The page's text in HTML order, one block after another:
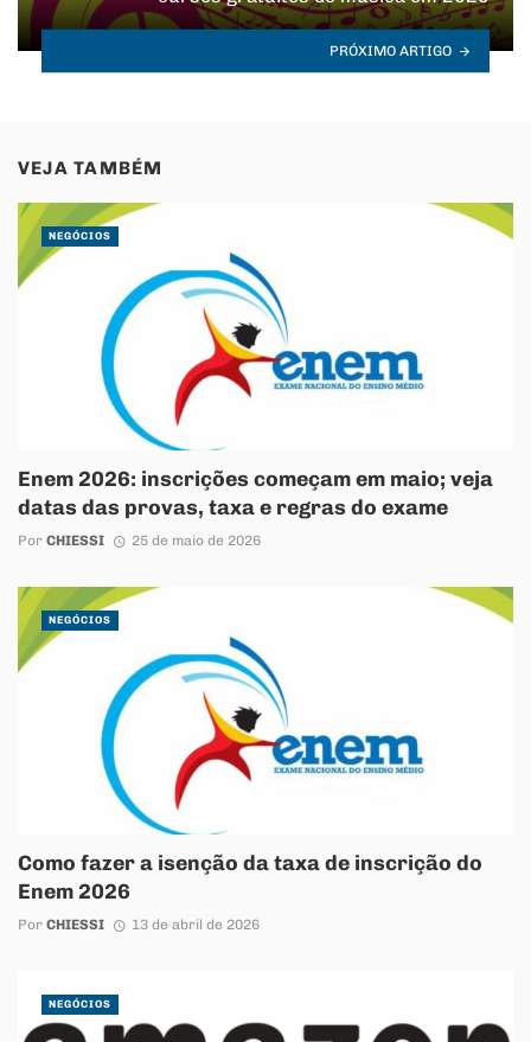
PRÓXIMO ARTIGO
VEJA TAMBÉM
Enem 2026: inscrições começam em maio; veja
datas das provas, taxa e regras do exame
Por CHIESSI 25 de maio de 2026
NEGÓCIOS
Como fazer a isenção da taxa de inscrição do
Enem 2026
Por CHIESSI 13 de abril de 2026
NEGÓCIOS
NEGÓCIOS